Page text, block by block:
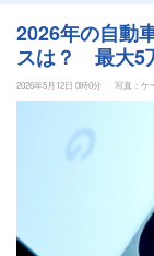
2026年の自動
スは？ 最大5
2026年5月12日 0時0分 写真：ケ